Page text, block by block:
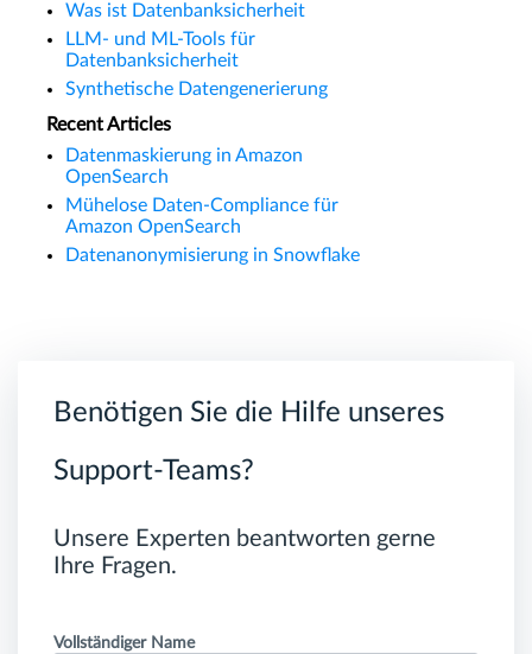
Was ist Datenbanksicherheit
LLM- und ML-Tools für
Datenbanksicherheit
Synthetische Datengenerierung
Recent Articles
Datenmaskierung in Amazon
OpenSearch
Mühelose Daten-Compliance für
Amazon OpenSearch
Datenanonymisierung in Snowflake
Benötigen Sie die Hilfe unseres
Support-Teams?
Unsere Experten beantworten gerne
Ihre Fragen.
Vollständiger Name